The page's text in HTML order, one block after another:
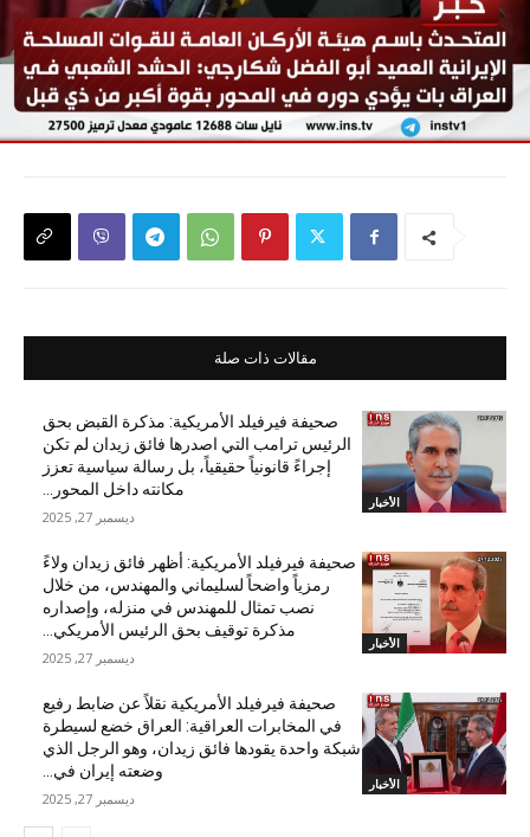
مقالات ذات صلة
الأخبار
صحيفة فيرفيلد الأمريكية: مذكرة القبض بحق
الرئيس ترامب التي اصدرها فائق زيدان لم تكن
إجراءً قانونياً حقيقياً، بل رسالة سياسية تعزز
مكانته داخل المحور...
ديسمبر 27, 2025
الأخبار
صحيفة فيرفيلد الأمريكية: أظهر فائق زيدان ولاءً
رمزياً واضحاً لسليماني والمهندس، من خلال
نصب تمثال للمهندس في منزله، وإصداره
مذكرة توقيف بحق الرئيس الأمريكي...
ديسمبر 27, 2025
الأخبار
صحيفة فيرفيلد الأمريكية نقلاً عن ضابط رفيع
في المخابرات العراقية: العراق خضع لسيطرة
شبكة واحدة يقودها فائق زيدان، وهو الرجل الذي
وضعته إيران في...
ديسمبر 27, 2025